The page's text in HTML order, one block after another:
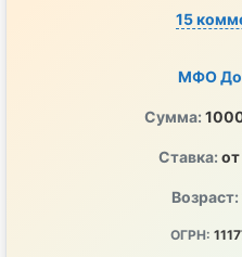
15
МФО
Сумма:
Ставка:
Возраст:
ОГРН: